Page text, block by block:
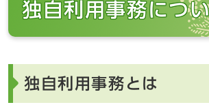
独自利用事務につ
独自利用事務とは